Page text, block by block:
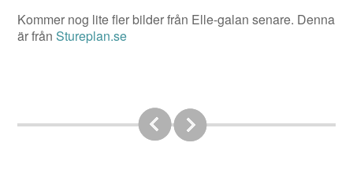
Kommer nog lite fler bilder från Elle-galan senare. Denna
är frånStureplan.se